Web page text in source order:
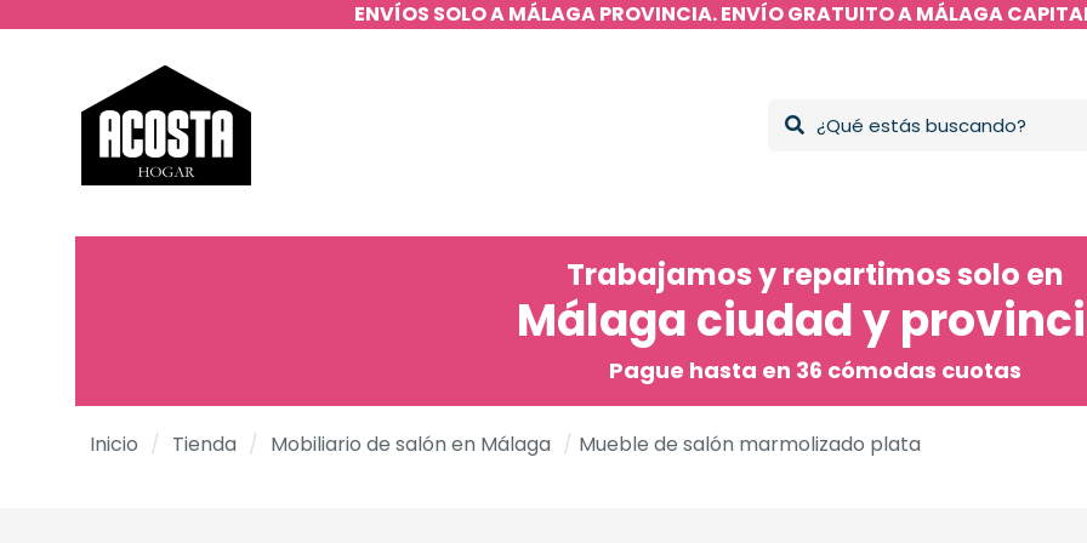
ENVÍOS SOLO A MÁLAGA PROVINCIA. ENVÍO GRATUITO A MÁLAGA
Trabajamos y repartimos solo en
Málaga ciudad y
Pague hasta en 36 cómodas cuotas
Inicio / Tienda / Mobiliario de salón en Málaga / Mueble de salón marmolizado plata